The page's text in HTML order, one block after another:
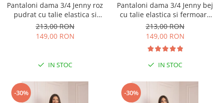
Pantaloni dama 3/4 Jenny roz
pudrat cu talie elastica si
fermoare decorative
213,00 RON
149,00 RON
IN STOC
Pantaloni dama 3/4 Jenny bej
cu talie elastica si fermoare
decorative
213,00 RON
149,00 RON
IN STOC
-30% -30%